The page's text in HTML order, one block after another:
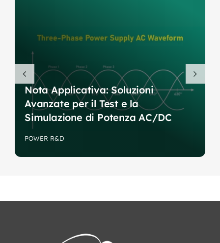
Nota Applicativa: Soluzioni
Avanzate per il Test e la
Simulazione di Potenza AC/DC
POWER R&D